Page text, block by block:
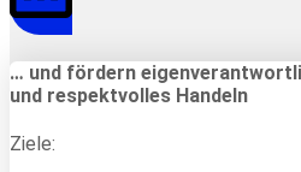
… und fördern
und respektvolles Handeln
Ziele: